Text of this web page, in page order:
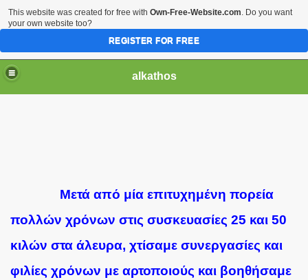
alkathos
Μετά από μία επιτυχημένη πορεία
πολλών χρόνων στις συσκευασίες 25 και 50
κιλών στα άλευρα, χτίσαμε συνεργασίες και
φιλίες χρόνων με αρτοποιούς και βοηθήσαμε
This website was created for free with Own-Free-Website.com. Do you want
your own website too?
REGISTER FOR FREE